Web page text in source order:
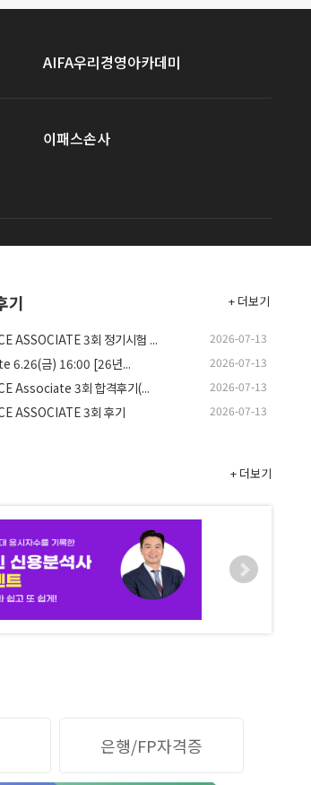
AIFA우리경영아카데미
이패스손사
기 + 더보기
ASSOCIATE 3회 정기시험 ... 2026-07-13
6.26(금) 16:00 [26년... 2026-07-13
Associate 3회 합격후기(... 2026-07-13
ASSOCIATE 3회 후기 2026-07-13
+ 더보기
은행/FP자격증